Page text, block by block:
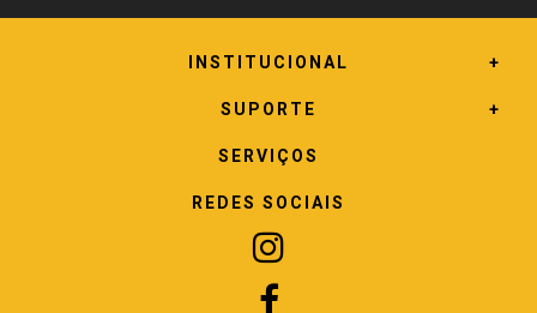
INSTITUCIONAL
SUPORTE
SERVIÇOS
REDES SOCIAIS